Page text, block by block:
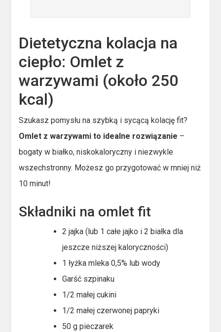
Dietetyczna kolacja na
ciepło: Omlet z
warzywami (około 250
kcal)
Szukasz pomysłu na szybką i sycącą kolację fit?
Omlet z warzywami to idealne rozwiązanie –
bogaty w białko, niskokaloryczny i niezwykle
wszechstronny. Możesz go przygotować w mniej niż
10 minut!
Składniki na omlet fit
2 jajka (lub 1 całe jajko i 2 białka dla
jeszcze niższej kaloryczności)
1 łyżka mleka 0,5% lub wody
Garść szpinaku
1/2 małej cukini
1/2 małej czerwonej papryki
50 g pieczarek